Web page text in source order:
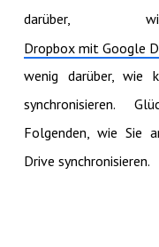
darüber,
Dropbox mit Google
wenig darüber, wie
synchronisieren.
Folgenden, wie Sie
Drive synchronisieren.